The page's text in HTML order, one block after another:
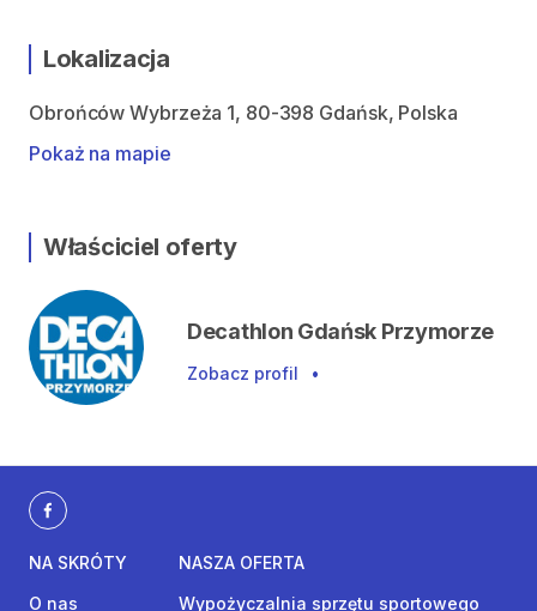
Lokalizacja
Obrońców Wybrzeża 1, 80-398 Gdańsk, Polska
Pokaż na mapie
Właściciel oferty
Decathlon Gdańsk Przymorze
Zobacz profil •
NA SKRÓTY
O nas
NASZA OFERTA
Wypożyczalnia sprzętu sportowego